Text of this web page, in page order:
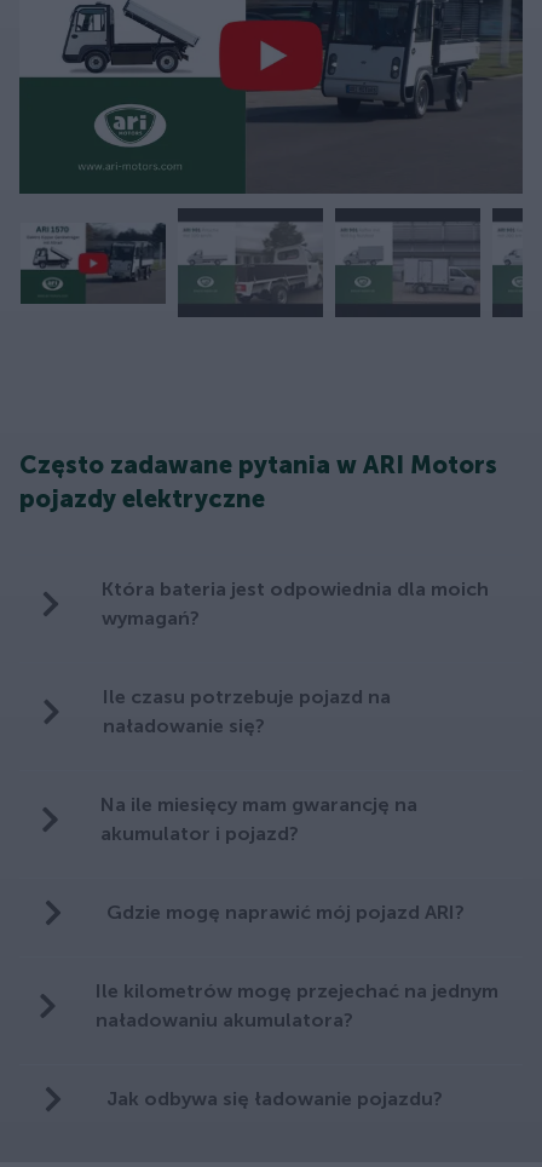
Często zadawane pytania w ARI Motors
pojazdy elektryczne
Która bateria jest odpowiednia dla moich
wymagań?
Ile czasu potrzebuje pojazd na
naładowanie się?
Na ile miesięcy mam gwarancję na
akumulator i pojazd?
Gdzie mogę naprawić mój pojazd ARI?
Ile kilometrów mogę przejechać na jednym
naładowaniu akumulatora?
Jak odbywa się ładowanie pojazdu?